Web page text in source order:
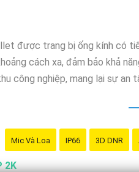
được trang bị ống kính có
cách xa, đảm bảo khả
công nghiệp, mang lại sự an
Mic Và Loa IP66 3D DNR
2K